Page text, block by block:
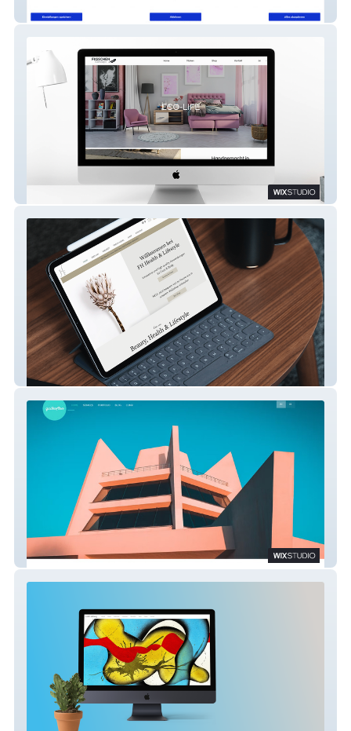
Veras Goodies
Frieda Hodel
Quiteoften Agency